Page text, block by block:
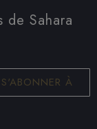
de Sahara
S'ABONNER À